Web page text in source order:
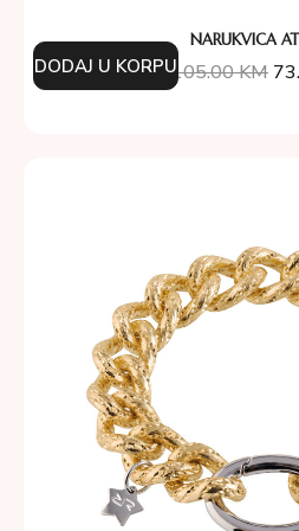
NARUKVICA
105.00KM
DODAJ U KORPU